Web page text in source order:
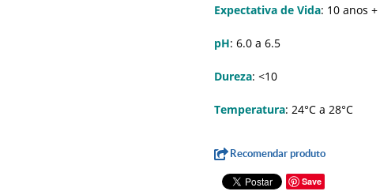
Expectativa de Vida: 10 anos +
pH: 6.0 a 6.5
Dureza: <10
Temperatura: 24°C a 28°C
Recomendar produto
Save